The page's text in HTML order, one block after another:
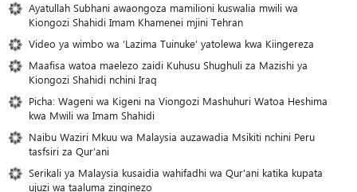
Ayatullah Subhani awaongoza mamilioni kuswalia mwili wa
Kiongozi Shahidi Imam Khamenei mjini Tehran
Video ya wimbo wa ‘Lazima Tuinuke’ yatolewa kwa Kiingereza
Maafisa watoa maelezo zaidi Kuhusu Shughuli za Mazishi ya
Kiongozi Shahidi nchini Iraq
Picha: Wageni wa Kigeni na Viongozi Mashuhuri Watoa Heshima
kwa Mwili wa Imam Shahidi
Naibu Waziri Mkuu wa Malaysia auzawadia Msikiti nchini Peru
tasfsiri za Qur’ani
Serikali ya Malaysia kusaidia wahifadhi wa Qur'ani katika kupata
ujuzi wa taaluma zinginezo